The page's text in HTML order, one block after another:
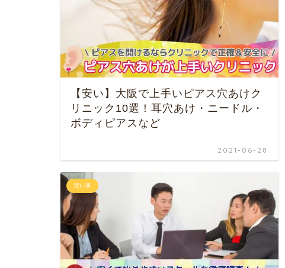
【安い】大阪で上手いピアス穴あけク
リニック10選！耳穴あけ・ニードル・
ボディピアスなど
2021-06-28
習い事